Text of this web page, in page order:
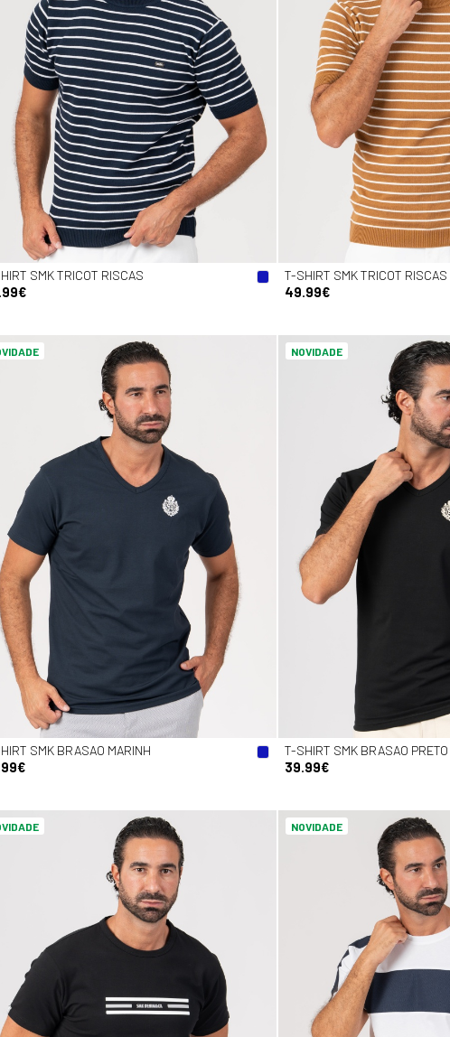
SMK TRICOT RISCAS
T-SHIRT SMK TRICOT RISCAS
49.99€
SMK BRASAO MARINH
NOVIDADE
T-SHIRT SMK BRASAO PRETO
39.99€
NOVIDADE